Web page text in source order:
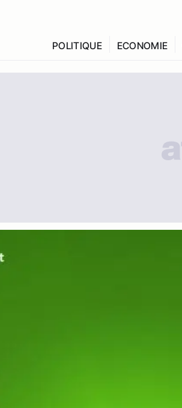
POLITIQUE ECONOMIE